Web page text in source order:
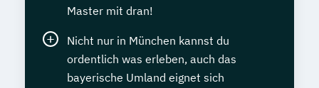
Master mit dran!
Nicht nur in München kannst du
ordentlich was erleben, auch das
bayerische Umland eignet sich